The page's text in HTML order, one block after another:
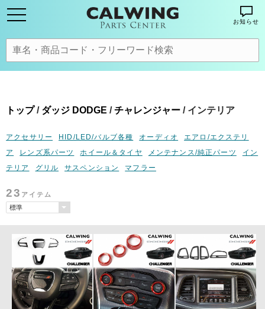
お知らせ
トップ/ ダッジ DODGE /チャレンジャー / インテリア
アクセサリー HID/LED/バルブ各種 オーディオ
エアロ/エクステリ
ア
レンズ系パーツ ホイール＆タイヤ メンテナンス/純正パーツ
イン
テリア
グリル サスペンション マフラー
23 アイテム